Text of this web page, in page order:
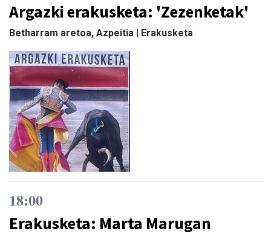
Argazki erakusketa: 'Zezenketak'
Betharram aretoa, Azpeitia | Erakusketa
18:00
Erakusketa: Marta Marugan